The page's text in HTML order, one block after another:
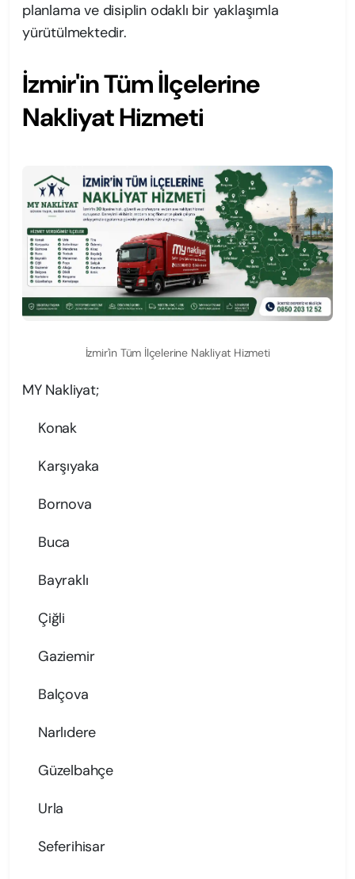
planlama ve disiplin odaklı bir yaklaşımla
yürütülmektedir.
İzmir'in Tüm İlçelerine
Nakliyat Hizmeti
İzmir'in Tüm İlçelerine Nakliyat Hizmeti
MY Nakliyat;
Konak
Karşıyaka
Bornova
Buca
Bayraklı
Çiğli
Gaziemir
Balçova
Narlıdere
Güzelbahçe
Urla
Seferihisar